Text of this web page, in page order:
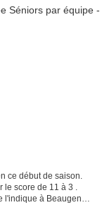
ce début de saison.
le score de 11 à 3 .
l'indique à Beaugency